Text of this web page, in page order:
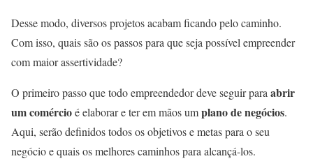
Desse modo, diversos projetos acabam ficando pelo caminho.
Com isso, quais são os passos para que seja possível empreender
com maior assertividade?
O primeiro passo que todo empreendedor deve seguir para abrir
um comércioé elaborar e ter em mãos umplano de negócios.
Aqui, serão definidos todos os objetivos e metas para o seu
negócio e quais os melhores caminhos para alcançá-los.